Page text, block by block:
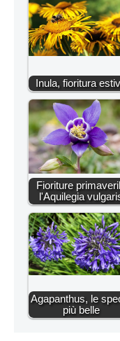
Inula, fioritura
Fioriture
l'Aquilegia
Agapanthus, le
più belle